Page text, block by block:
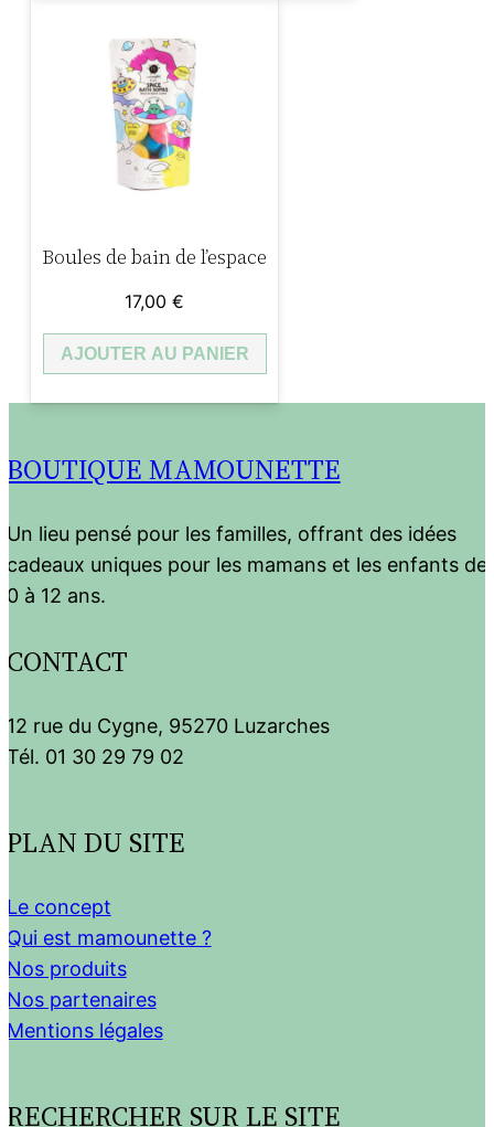
Boules de bain de l’espace
17,00 €
AJOUTER AU PANIER
BOUTIQUE MAMOUNETTE
Un lieu pensé pour les familles, offrant des idées
cadeaux uniques pour les mamans et les enfants de
0 à 12 ans.
CONTACT
12 rue du Cygne, 95270 Luzarches
Tél. 01 30 29 79 02
PLAN DU SITE
Le concept
Qui est mamounette ?
Nos produits
Nos partenaires
Mentions légales
RECHERCHER SUR LE SITE